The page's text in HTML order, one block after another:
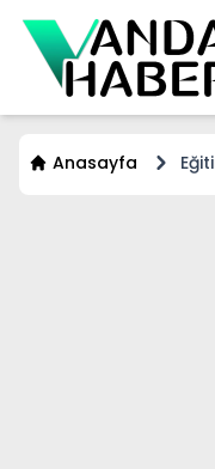
Anasayfa